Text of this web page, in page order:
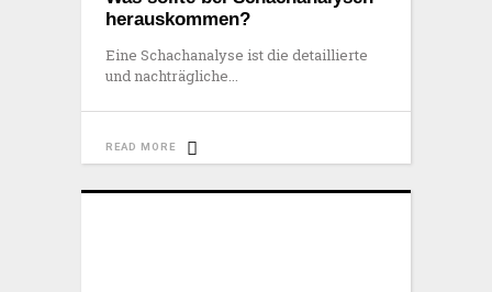
herauskommen?
Eine Schachanalyse ist die detaillierte
und nachträgliche
READ MORE